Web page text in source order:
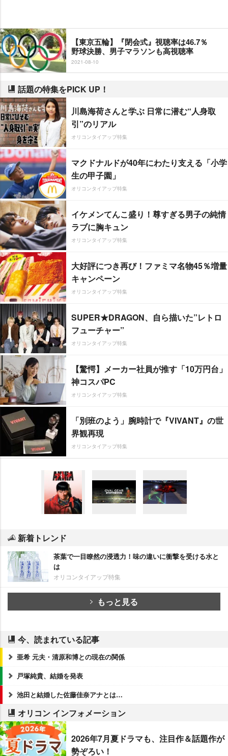
【東京五輪】『閉会式』視聴率は46.7％
野球決勝、男子マラソンも高視聴率
2021-08-10
話題の特集をPICK UP！
川島海荷さんと学ぶ 日常に潜む“人身取
引”のリアル
オリコンタイアップ特集
マクドナルドが40年にわたり支える「小学
生の甲子園」
オリコンタイアップ特集
イケメンてんこ盛り！尊すぎる男子の純情
ラブに胸キュン
オリコンタイアップ特集
大好評につき再び！ファミマ名物45％増量
キャンペーン
オリコンタイアップ特集
SUPER★DRAGON、自ら描いた”レトロ
フューチャー”
オリコンタイアップ特集
【驚愕】メーカー社員が推す「10万円台」
神コスパPC
オリコンタイアップ特集
「別班のよう」腕時計で『VIVANT』の世
界観再現
オリコンタイアップ特集
新着トレンド
茶葉で一目瞭然の浸透力！味の違いに衝撃を受ける水と
は
オリコンタイアップ特集
もっと見る
今、読まれている記事
亜希 元夫・清原和博との現在の関係
戸塚純貴、結婚を発表
池田と結婚した佐藤佳奈アナとは…
オリコン インフォメーション
2026年7月夏ドラマも、注目作＆話題作が
勢ぞろい！